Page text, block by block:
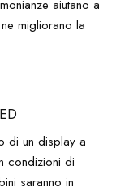
aiutano a
migliorano la
di un display a
condizioni di
saranno in